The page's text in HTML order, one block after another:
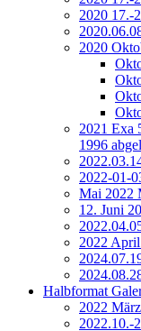
2020 17.-
2020
2021 Exa
1996
2022-01-
Mai 2022
12. Juni
2022
Halbformat
2022
2022.10.-